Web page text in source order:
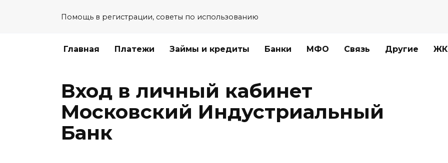
Помощь в регистрации, советы по использованию
Главная Платежи Займы и кредиты Банки МФО Связь Другие
Вход в личный кабинет
Московский Индустриальный
Банк